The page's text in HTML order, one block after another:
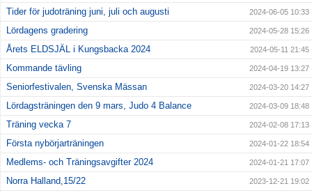
Tider för judoträning juni, juli och augusti 2024-06-05 10:33
Lördagens gradering 2024-05-28 15:26
Årets ELDSJÄL i Kungsbacka 2024 2024-05-11 21:45
Kommande tävling 2024-04-19 13:27
Seniorfestivalen, Svenska Mässan 2024-03-20 14:27
Lördagsträningen den 9 mars, Judo 4 Balance 2024-03-09 18:48
Träning vecka 7 2024-02-08 17:13
Första nybörjarträningen 2024-01-22 18:54
Medlems- och Träningsavgifter 2024 2024-01-21 17:07
Norra Halland,15/22 2023-12-21 19:02